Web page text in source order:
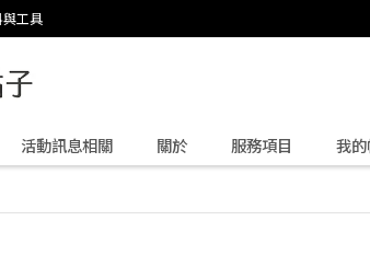
工具
活動訊息相關 關於 服務項目 我